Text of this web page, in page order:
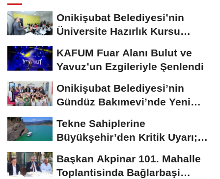
Onikişubat Belediyesi’nin
Üniversite Hazırlık Kursu
KAFUM Fuar Alanı Bulut ve
Yavuz’un Ezgileriyle Şenlendi
Onikişubat Belediyesi’nin
Gündüz Bakımevi’nde Yeni
Tekne Sahiplerine
Büyükşehir’den Kritik Uyarı;
Başkan Akpinar 101. Mahalle
Toplantisinda Bağlarbaşi